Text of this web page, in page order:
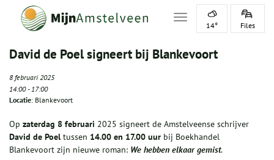
Toggle navigation
14° Files
David de Poel signeert bij Blankevoort
8 februari 2025
14:00-17:00
Locatie: Blankevoort
Op zaterdag 8 februari 2025 signeert de Amstelveense schrijver
David de Poel tussen 14.00 en 17.00 uur bij Boekhandel
Blankevoort zijn nieuwe roman: We hebben elkaar gemist.